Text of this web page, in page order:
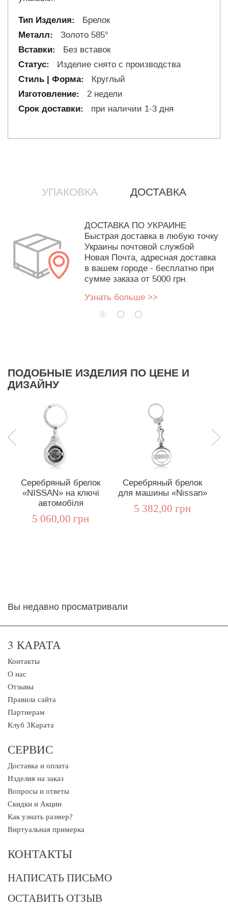
Брелок
Золото 585°
Без вставок
Изделие снято с производства
Круглый
2 недели
при наличии 1-3 дня
УПАКОВКА ДОСТАВКА
ДОСТАВКА ПО УКРАИНЕ
Быстрая доставка в любую точку
Украины почтовой службой
Новая Почта, адресная доставка
в вашем городе - бесплатно при
сумме заказа от 5000 грн.
Узнать больше >>
ПОДОБНЫЕ ИЗДЕЛИЯ ПО ЦЕНЕ И
ДИЗАЙНУ
Серебряный брелок
«NISSAN» на ключі
автомобіля
5 060,00 грн
Серебряный брелок
для машины «Nissan»
5 382,00 грн
Вы недавно просматривали
3 КАРАТА
Контакты
О нас
Отзывы
Правила сайта
Партнерам
Клуб 3Карата
СЕРВИС
Доставка и оплата
Изделия на заказ
Вопросы и ответы
Скидки и Акции
Как узнать размер?
Виртуальная примерка
КОНТАКТЫ
НАПИСАТЬ ПИСЬМО
ОСТАВИТЬ ОТЗЫВ